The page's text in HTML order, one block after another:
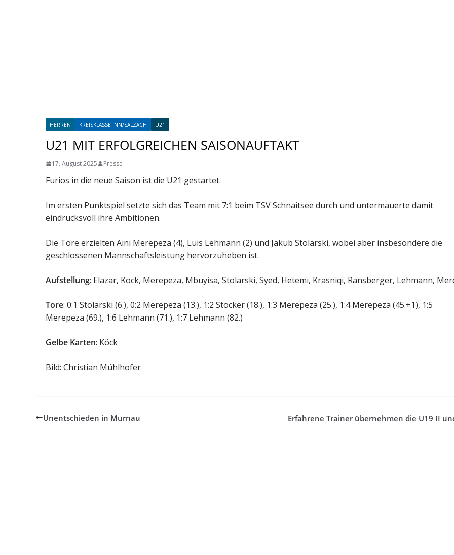
HERREN KREISKLASSE INN/SALZACH U21
U21 MIT ERFOLGREICHEN SAISONAUFTAKT
17. August 2025 Presse
Furios in die neue Saison ist die U21 gestartet.
Im ersten Punktspiel setzte sich das Team mit 7:1 beim TSV Schnaitsee durch und untermauerte damit
eindrucksvoll ihre Ambitionen.
Die Tore erzielten Aini Merepeza (4), Luis Lehmann (2) und Jakub Stolarski, wobei aber insbesondere die
geschlossenen Mannschaftsleistung hervorzuheben ist.
Aufstellung: Elazar, Köck, Merepeza, Mbuyisa, Stolarski, Syed, Hetemi, Krasniqi, Ransberger, Lehmann,
Tore: 0:1 Stolarski (6.), 0:2 Merepeza (13.), 1:2 Stocker (18.), 1:3 Merepeza (25.), 1:4 Merepeza (45.+1), 1:5
Merepeza (69.), 1:6 Lehmann (71.), 1:7 Lehmann (82.)
Gelbe Karten: Köck
Bild: Christian Mühlhofer
Unentschieden in Murnau Erfahrene Trainer übernehmen die U19 II